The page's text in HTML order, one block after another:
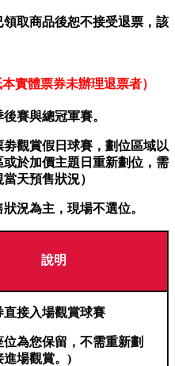
取商品後恕不接受退票，該
實體票券未辦理退票者）
賽與總冠軍賽。
觀賞假日球賽，劃位區域以
於加價主題日重新劃位，需
天預售狀況）
況為主，現場不選位。
說明
接入場觀賞球賽
位為您保留，不需重新劃
進場觀賞。)